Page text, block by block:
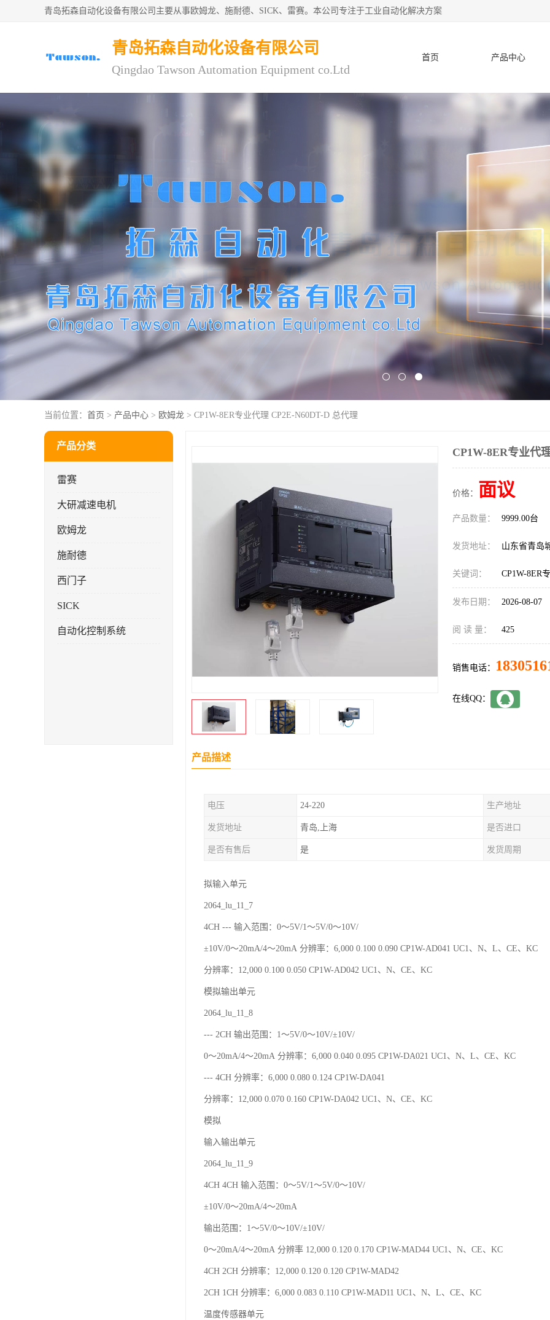
青岛拓森自动化设备有限公司主要从事欧姆龙、施耐德、SICK、雷赛。本公司专注于工业自动化解决方案
青岛拓森自动化设备有限公司
Qingdao Tawson Automation Equipment co.Ltd
首页 产品中心
当前位置： 首页 > 产品中心 > 欧姆龙 > CP1W-8ER专业代理 CP2E-N60DT-D 总代理
产品分类
雷赛
大研减速电机
欧姆龙
施耐德
西门子
SICK
自动化控制系统
CP1W-8ER专业代
价格： 面议
产品数量： 9999.00台
发货地址： 山东省青岛
关键词： CP1W-8ER
发布日期： 2026-08-07
阅 读 量： 425
销售电话：
在线QQ：
产品描述
电压 24-220 生产地址
发货地址 青岛,上海 是否进口
是否有售后 是 发货周期
拟输入单元
2064_lu_11_7
4CH --- 输入范围：0～5V/1～5V/0～10V/
±10V/0～20mA/4～20mA 分辨率：6,000 0.100 0.090 CP1W-AD041 UC1、N、L、CE、KC
分辨率：12,000 0.100 0.050 CP1W-AD042 UC1、N、CE、KC
模拟输出单元
2064_lu_11_8
--- 2CH 输出范围：1～5V/0～10V/±10V/
0～20mA/4～20mA 分辨率：6,000 0.040 0.095 CP1W-DA021 UC1、N、L、CE、KC
--- 4CH 分辨率：6,000 0.080 0.124 CP1W-DA041
分辨率：12,000 0.070 0.160 CP1W-DA042 UC1、N、CE、KC
模拟
输入输出单元
2064_lu_11_9
4CH 4CH 输入范围：0～5V/1～5V/0～10V/
±10V/0～20mA/4～20mA
输出范围：1～5V/0～10V/±10V/
0～20mA/4～20mA 分辨率 12,000 0.120 0.170 CP1W-MAD44 UC1、N、CE、KC
4CH 2CH 分辨率：12,000 0.120 0.120 CP1W-MAD42
2CH 1CH 分辨率：6,000 0.083 0.110 CP1W-MAD11 UC1、N、L、CE、KC
温度传感器单元